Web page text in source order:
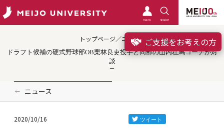
meimo SEARCH
ご支援をお考えの方
トップページ／ニュース
ドラフト候補の硬式野球部OB栗林良吏投手と同部の山内壮馬コーチが対
談
ニュース
2020/10/16